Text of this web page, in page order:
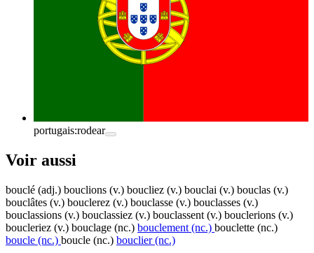
portugais:rodear
Voir aussi
bouclé (adj.) bouclions (v.) boucliez (v.) bouclai (v.) bouclas (v.)
bouclâtes (v.) bouclerez (v.) bouclasse (v.) bouclasses (v.)
bouclassions (v.) bouclassiez (v.) bouclassent (v.) bouclerions (v.)
boucleriez (v.) bouclage (nc.) bouclement (nc.) bouclette (nc.)
boucle (nc.) boucle (nc.) bouclier(nc.)